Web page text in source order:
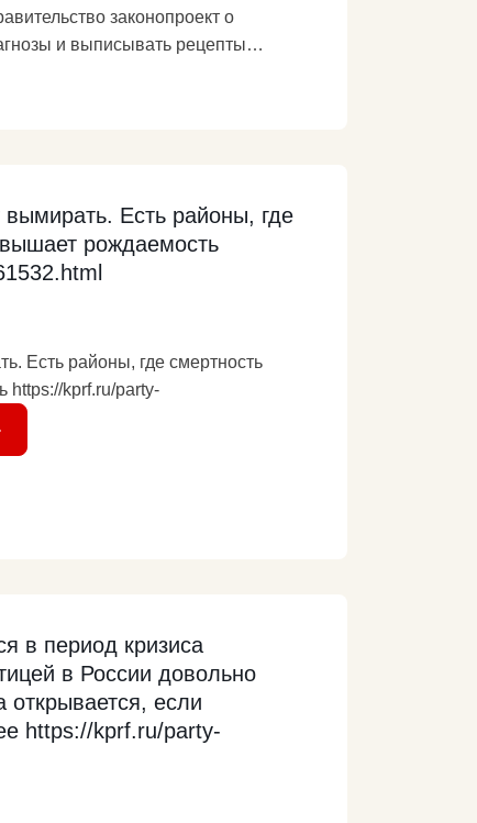
законопроект о
и выписывать рецепты
dep/gosduma/activities/161566.html
вымирать. Есть районы, где
рождаемость
Есть районы, где смертность
kprf.ru/party-
в период кризиса
в России довольно
открывается, если
https://kprf.ru/party-